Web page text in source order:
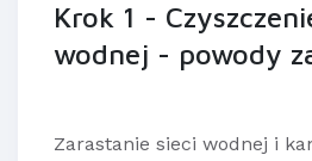
Krok 1 -
wodnej - powody
Zarastanie sieci wodnej i